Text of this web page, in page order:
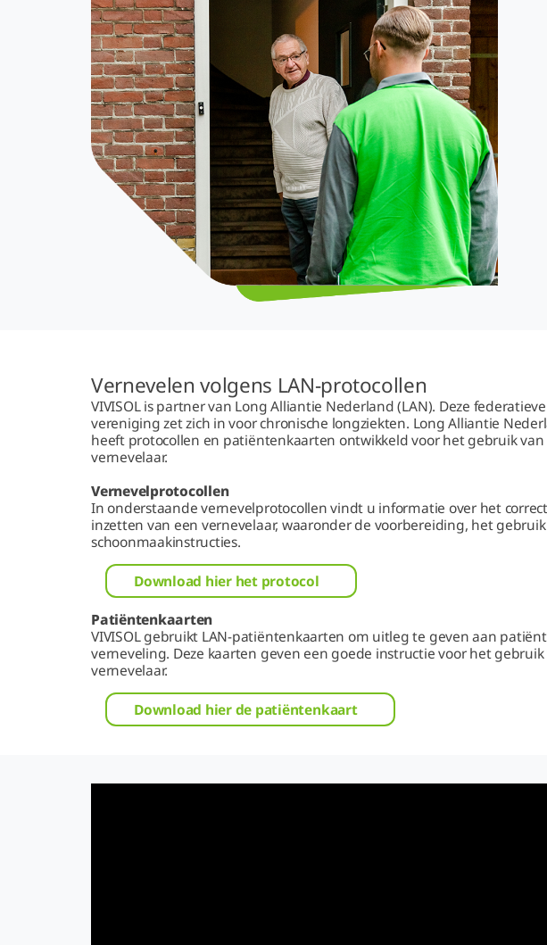
Vernevelen volgens LAN-protocollen
VIVISOL is partner van Long Alliantie Nederland (LAN). Deze federatieve
vereniging zet zich in voor chronische longziekten. Long Alliantie
heeft protocollen en patiëntenkaarten ontwikkeld voor het gebruik van
vernevelaar.
Vernevelprotocollen
In onderstaande vernevelprotocollen vindt u informatie over het correct
inzetten van een vernevelaar, waaronder de voorbereiding, het
schoonmaakinstructies.
Download hier het protocol
Patiëntenkaarten
VIVISOL gebruikt LAN-patiëntenkaarten om uitleg te geven aan
verneveling. Deze kaarten geven een goede instructie voor het
vernevelaar.
Download hier de patiëntenkaart